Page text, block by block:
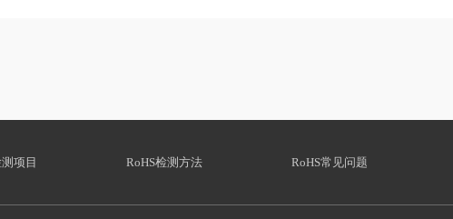
项目 RoHS检测方法 RoHS常见问题